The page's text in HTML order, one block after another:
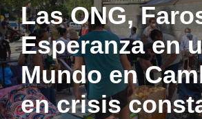
Las ONG,
Esperanza en
Mundo en
en crisis